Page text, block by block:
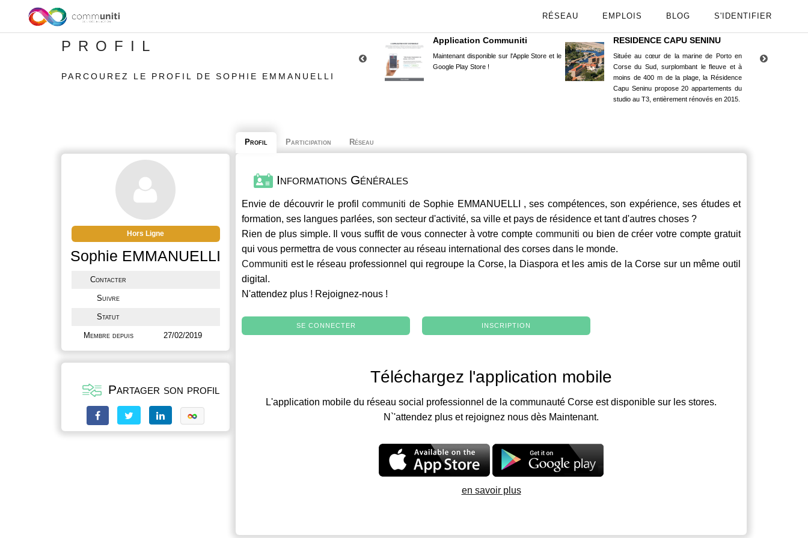
RÉSEAU EMPLOIS BLOG S'IDENTIFIER
PROFIL
PARCOUREZ LE PROFIL DE SOPHIE EMMANUELLI
Application Communiti
Maintenant disponible sur l'Apple Store et le
Google Play Store !
RESIDENCE CAPU SENINU
Située au cœur de la marine de Porto en
Corse du Sud, surplombant le fleuve et à
moins de 400 m de la plage, la Résidence
Capu Seninu propose 20 appartements du
studio au T3, entièrement rénovés en 2015.
Hors Ligne
Sophie EMMANUELLI
Contacter
Suivre
Statut
Membre depuis 27/02/2019
Partager son profil
Profil Participation Réseau
Informations Générales
Envie de découvrir le profilcommuniti de Sophie EMMANUELLI , ses compétences, son expérience, ses études et
formation, ses langues parlées, son secteur d'activité, sa ville et pays de résidence et tant d'autres choses ?
Rien de plus simple. Il vous suffit de vous connecter à votre comptecommuniti ou bien de créer votre compte gratuit
qui vous permettra de vous connecter au réseau international des corses dans le monde.
Communiti est le réseau professionnel qui regroupe la Corse, la Diaspora et les amis de la Corse sur un même outil
digital.
N'attendez plus ! Rejoignez-nous !
SE CONNECTER INSCRIPTION
Téléchargez l'application mobile
L'application mobile du réseau social professionnel de la communauté Corse est disponible sur les stores.
N`'attendez plus et rejoignez nous dès Maintenant.
en savoir plus